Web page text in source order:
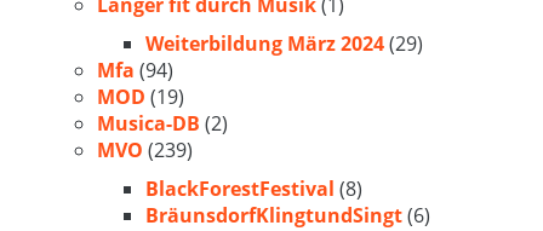
Weiterbildung März 2024(29)
Mfa (94)
MOD (19)
Musica-DB (2)
MVO (239)
BlackForestFestival (8)
BräunsdorfKlingtundSingt(6)